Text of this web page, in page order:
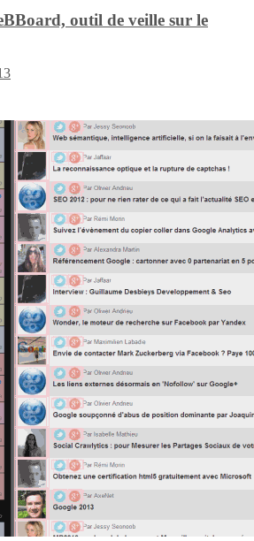
outil de veille sur le